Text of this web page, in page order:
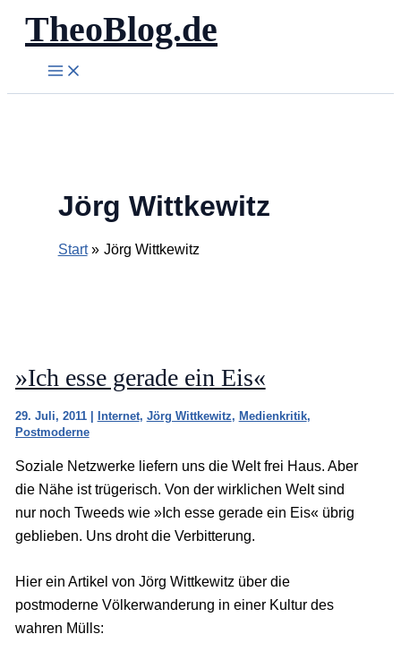
Zum
Inhalt
springen
TheoBlog.de
Jörg Wittkewitz
Start Jörg Wittkewitz
»Ich esse gerade ein Eis«
29. Juli, 2011 | Internet, Jörg Wittkewitz, Medienkritik,
Postmoderne
Soziale Netzwerke liefern uns die Welt frei Haus. Aber
die Nähe ist trügerisch. Von der wirklichen Welt sind
nur noch Tweeds wie »Ich esse gerade ein Eis« übrig
geblieben. Uns droht die Verbitterung.
Hier ein Artikel von Jörg Wittkewitz über die
postmoderne Völkerwanderung in einer Kultur des
wahren Mülls: